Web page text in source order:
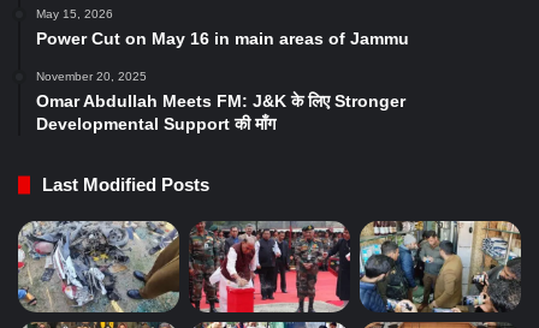
May 15, 2026
Power Cut on May 16 in main areas of Jammu
November 20, 2025
Omar Abdullah Meets FM: J&K के लिए Stronger
Developmental Support की माँग
Last Modified Posts